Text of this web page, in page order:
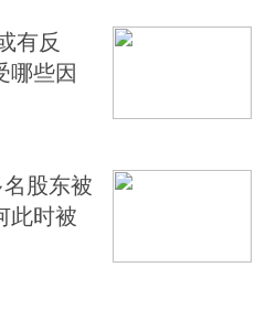
有反
哪些因
名股东被
此时被